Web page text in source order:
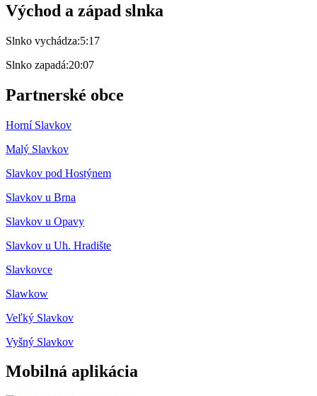
Východ a západ slnka
Slnko vychádza:5:17
Slnko zapadá:20:07
Partnerské obce
Horní Slavkov
Malý Slavkov
Slavkov pod Hostýnem
Slavkov u Brna
Slavkov u Opavy
Slavkov u Uh. Hradište
Slavkovce
Slawkow
Veľký Slavkov
Vyšný Slavkov
Mobilná aplikácia